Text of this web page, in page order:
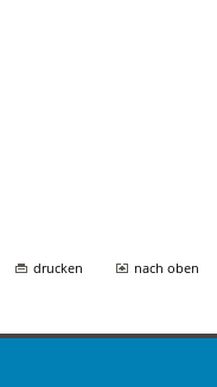
drucken nach oben